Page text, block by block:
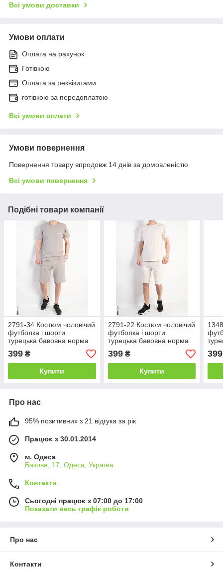
Всі умови доставки
Умови оплати
Оплата на рахунок
Готівкою
Оплата за реквізитами
готівкою за передоплатою
Всі умови оплати
Умови повернення
Повернення товару впродовж 14 днів за домовленістю
Всі умови повернення
Подібні товари компанії
2791-34 Костюм чоловічий
футболка і шорти
турецька бавовна норма
(4 од: 48,50,52,54)
399 ₴
Купити
2791-22 Костюм чоловічий
футболка і шорти
турецька бавовна норма
(4 од: 48,50,52,54)
399₴
Купити
(4
399
Про нас
95% позитивних з 21 відгука за рік
Працює з 30.01.2014
м. Одеса
Базова, 17, Одеса, Україна
Контакти
Сьогодні працює з 07:00 до 17:00
Показати весь графік роботи
Про нас
Контакти